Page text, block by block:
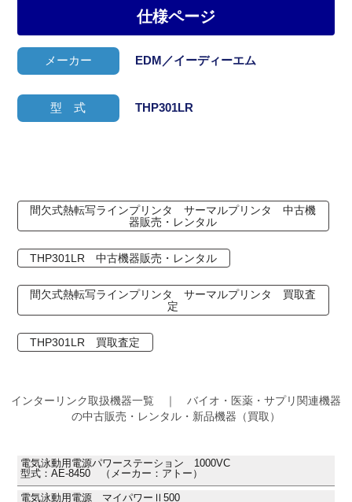
メーカー EDM／イーディーエム
仕様ページ
型 式 THP301LR
間欠式熱転写ラインプリンタ サーマルプリンタ 中古機
器販売・レンタル
THP301LR 中古機器販売・レンタル
間欠式熱転写ラインプリンタ サーマルプリンタ 買取査
定
THP301LR 買取査定
インターリンク取扱機器一覧 ｜ バイオ・医薬・サプリ関連機器
の中古販売・レンタル・新品機器（買取）
電気泳動用電源パワーステーション 1000VC
型式：AE-8450 （メーカー：アトー）
電気泳動用電源 マイパワーⅡ500